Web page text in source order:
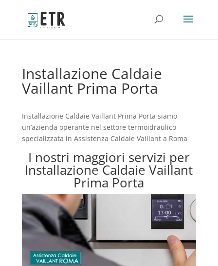
Installazione Caldaie
Vaillant Prima Porta
Installazione Caldaie Vaillant Prima Porta siamo
un’azienda operante nel settore termoidraulico
specializzata in Assistenza Caldaie Vaillant a Roma
I nostri maggiori servizi per
Installazione Caldaie Vaillant
Prima Porta